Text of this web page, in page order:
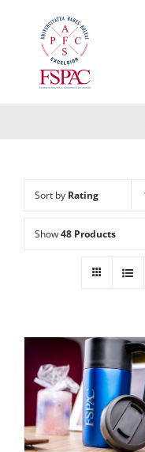
Sort by Rating
Show48 Products